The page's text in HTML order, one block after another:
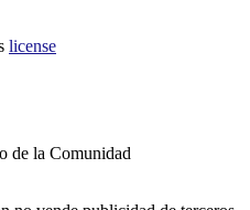
license
de la Comunidad